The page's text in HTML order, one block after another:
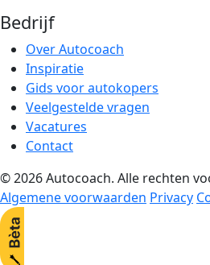
Bedrijf
Over Autocoach
Inspiratie
Gids voor autokopers
Veelgestelde vragen
Vacatures
Contact
© 2026 Autocoach. Alle rechten
Algemene voorwaarden Privacy